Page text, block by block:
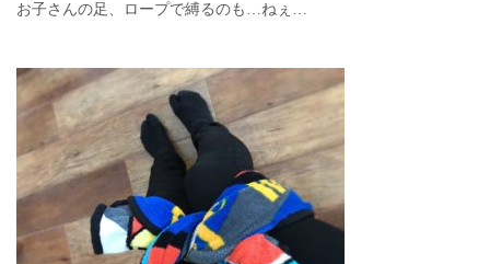
お子さんの足、ロープで縛るのも…ねぇ…